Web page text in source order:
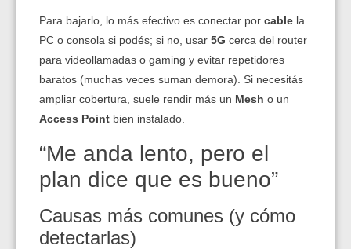
Para bajarlo, lo más efectivo es conectar por cable la
PC o consola si podés; si no, usar 5G cerca del router
para videollamadas o gaming y evitar repetidores
baratos (muchas veces suman demora). Si necesitás
ampliar cobertura, suele rendir más un Mesh o un
Access Point bien instalado.
“Me anda lento, pero el
plan dice que es bueno”
Causas más comunes (y cómo
detectarlas)